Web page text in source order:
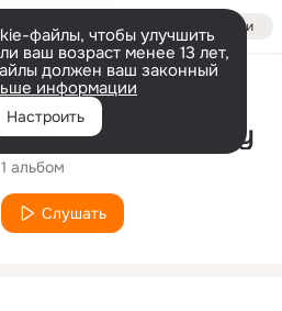
Войти
файлы, чтобы улучшить
ваш возраст менее 13 лет,
должен ваш законный
информации
Настроить
Исполнитель
Andrew Mac Carthy
1 альбом
Слушать